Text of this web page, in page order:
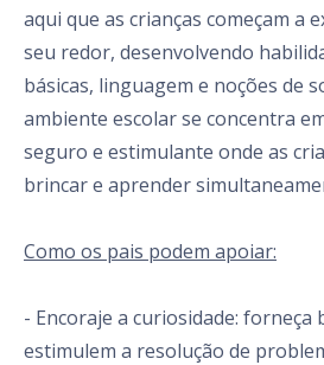
aqui que as crianças começam a
seu redor, desenvolvendo
básicas, linguagem e noções de
ambiente escolar se concentra
seguro e estimulante onde as
brincar e aprender
Como os pais podem apoiar:
- Encoraje a curiosidade: forneça
estimulem a resolução de